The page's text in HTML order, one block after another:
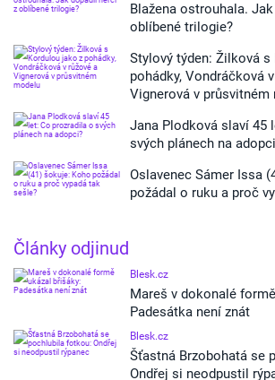
Blažena ostrouhala.
oblíbené trilogie?
Stylový týden: Žilková
pohádky, Vondráčková
Vignerová v průsvitném
Jana Plodková slaví 45
svých plánech na
Oslavenec Sámer Issa
požádal o ruku a proč
Články odjinud
Blesk.cz
Mareš v dokonalé
Padesátka není znát
Blesk.cz
Šťastná Brzobohatá se
Ondřej si neodpustil